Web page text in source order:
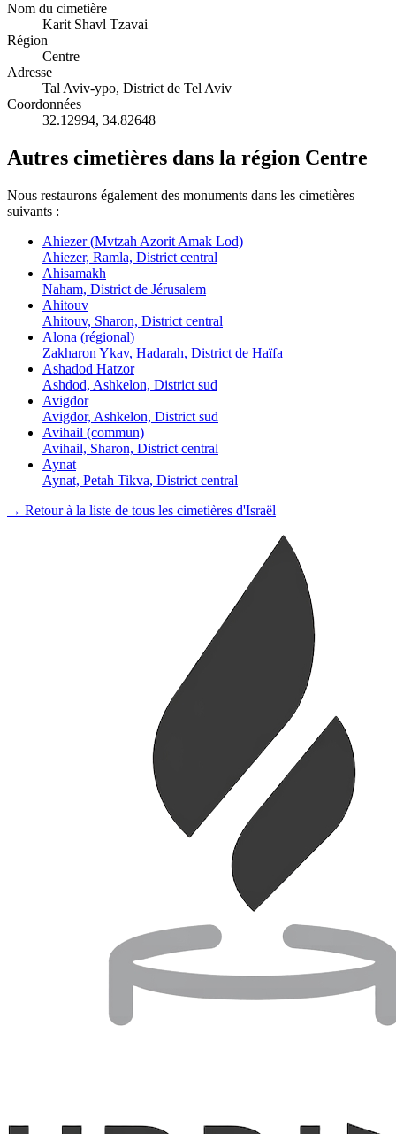
Nom du cimetière
Karit Shavl Tzavai
Région
Centre
Adresse
Tal Aviv-ypo, District de Tel Aviv
Coordonnées
32.12994, 34.82648
Autres cimetières dans la région Centre
Nous restaurons également des monuments dans les cimetières
suivants :
Ahiezer (Mvtzah Azorit Amak Lod)
Ahiezer, Ramla, District central
Ahisamakh
Naham, District de Jérusalem
Ahitouv
Ahitouv, Sharon, District central
Alona (régional)
Zakharon Ykav, Hadarah, District de Haïfa
Ashadod Hatzor
Ashdod, Ashkelon, District sud
Avigdor
Avigdor, Ashkelon, District sud
Avihail (commun)
Avihail, Sharon, District central
Aynat
Aynat, Petah Tikva, District central
→ Retour à la liste de tous les cimetières d'Israël